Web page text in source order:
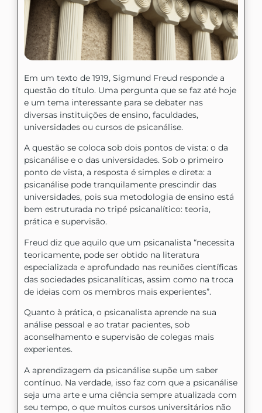
Em um texto de 1919, Sigmund Freud responde a
questão do título. Uma pergunta que se faz até hoje
e um tema interessante para se debater nas
diversas instituições de ensino, faculdades,
universidades ou cursos de psicanálise.
A questão se coloca sob dois pontos de vista: o da
psicanálise e o das universidades. Sob o primeiro
ponto de vista, a resposta é simples e direta: a
psicanálise pode tranquilamente prescindir das
universidades, pois sua metodologia de ensino está
bem estruturada no tripé psicanalítico: teoria,
prática e supervisão.
Freud diz que aquilo que um psicanalista “necessita
teoricamente, pode ser obtido na literatura
especializada e aprofundado nas reuniões científicas
das sociedades psicanalíticas, assim como na troca
de ideias com os membros mais experientes”.
Quanto à prática, o psicanalista aprende na sua
análise pessoal e ao tratar pacientes, sob
aconselhamento e supervisão de colegas mais
experientes.
A aprendizagem da psicanálise supõe um saber
contínuo. Na verdade, isso faz com que a psicanálise
seja uma arte e uma ciência sempre atualizada com
seu tempo, o que muitos cursos universitários não